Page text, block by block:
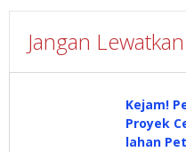
Jangan Lewatkan
Kejam!
Proyek
lahan